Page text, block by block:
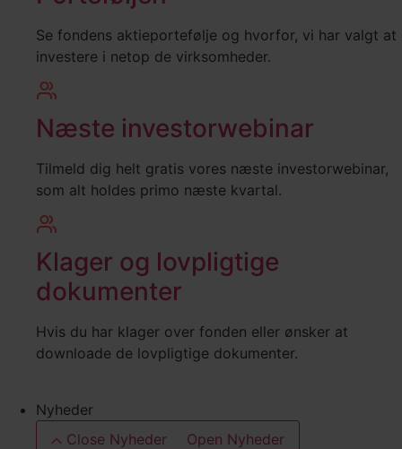
Se fondens aktieportefølje og hvorfor, vi har valgt at
investere i netop de virksomheder.
Næste investorwebinar
Tilmeld dig helt gratis vores næste investorwebinar,
som alt holdes primo næste kvartal.
Klager og lovpligtige
dokumenter
Hvis du har klager over fonden eller ønsker at
downloade de lovpligtige dokumenter.
Nyheder
Close Nyheder
Open Nyheder